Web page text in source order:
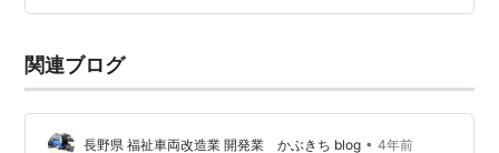
する自動車の車検が切れてしまった場合の対応策は
た時の対応策は「2」 をオススメします。 勘違いされが
ちですが車検が切れた車を所有して…
関連ブログ
長野県 福祉車両改造業 開発業 かぶきち blog • 4年前